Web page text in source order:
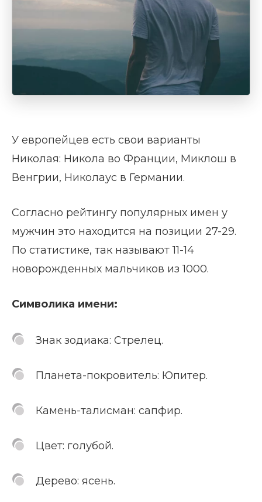
У европейцев есть свои варианты
Николая: Никола во Франции, Миклош в
Венгрии, Николаус в Германии.
Согласно рейтингу популярных имен у
мужчин это находится на позиции 27-29.
По статистике, так называют 11-14
новорожденных мальчиков из 1000.
Символика имени:
Знак зодиака: Стрелец.
Планета-покровитель: Юпитер.
Камень-талисман: сапфир.
Цвет: голубой.
Дерево: ясень.